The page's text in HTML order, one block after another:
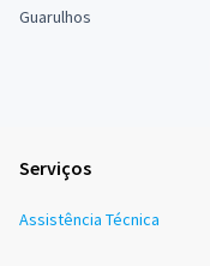
Guarulhos
Serviços
Assistência Técnica